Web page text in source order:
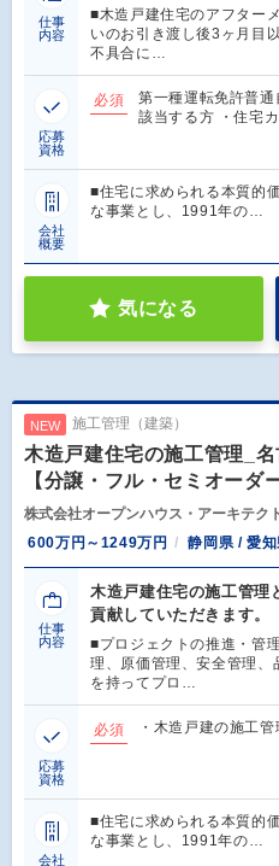
仕事
内容
■木造戸建住宅のアフター
いのお引き渡し後3ヶ月目
不具合に…
応募
資格
必須
第一種運転免許普
該当する方 ・住宅
会社
概要
■住宅に求められる本質的
な事業とし、1991年の…
気になる
NEW 施工管理（建築）
木造戸建住宅の施工管理_
【分譲・フル・セミオーダ
株式会社オープンハウス・アーキテク
600万円～1249万円
静岡県 / 愛知
仕事
内容
木造戸建住宅の施工管理
貢献していただきます。
■プロジェクトの推進・管
理、原価管理、安全管理、
を持ってプロ…
応募
資格
必須 ・木造戸建の施工
会社
■住宅に求められる本質的
な事業とし、1991年の…